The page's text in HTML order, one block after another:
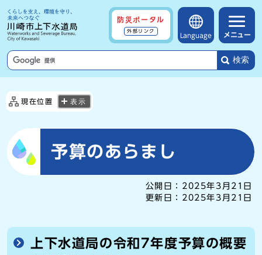
防災ポータル
外部リンク
Language メニュー
検索
現在位置 表示
予算のあらまし
公開日： 2025年3月21日
更新日： 2025年3月21日
上下水道局の令和7年度予算の概要